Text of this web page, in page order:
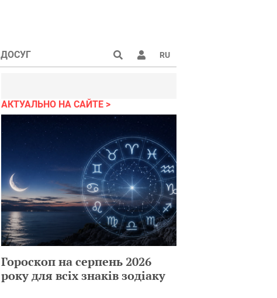
ДОСУГ RU
АКТУАЛЬНО НА САЙТЕ
Гороскоп на серпень 2026
року для всіх знаків зодіаку